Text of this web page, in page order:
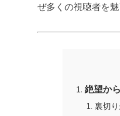
ぜ多くの視聴者を
絶望か
裏切